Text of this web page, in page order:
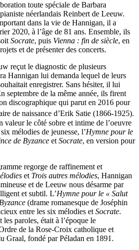
toute spéciale de Barbara
néerlandais Reinbert de Leeuw.
dans la vie de Hannigan, il a
2020, à l’âge de 81 ans. Ensemble, ils
Socrate, puis Vienna : fin de siècle, en
et de présenter des concerts.
reçut le diagnostic de plusieurs
Hannigan lui demanda lequel de leurs
enregistrer. Sans hésiter, il lui
septembre de la même année, ils firent
discographique qui parut en 2016 pour
de naissance d’Erik Satie (1866-1925).
valeur le côté sobre et intime de l’oeuvre
mélodies de jeunesse, l’Hymne pour le
de Byzance et Socrate, en version pour
regorge de raffinement et
et Trois autres mélodies, Hannigan
et de Leeuw nous désarme par
et subtil. L’Hymne pour le « Salut
(drame romanesque de Joséphin
entre les six mélodies et Socrate.
paroles, était à l’époque le
de la Rose-Croix catholique et
Graal, fondé par Péladan en 1891.